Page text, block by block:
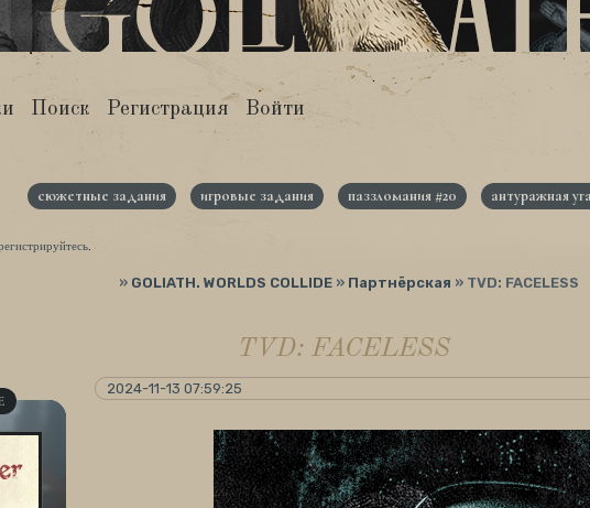
Поиск Регистрация Войти
сюжетные задания игровые задания паззломания #20 антуражная
» GOLIATH. WORLDS COLLIDE » Партнёрская » TVD: FACELESS
TVD: FACELESS
2024-11-13 07:59:25